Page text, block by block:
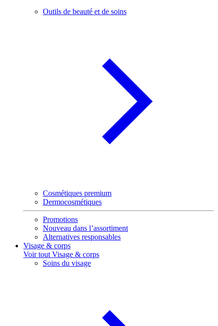
Outils de beauté et de soins
Cosmétiques premium
Dermocosmétiques
Promotions
Nouveau dans l’assortiment
Alternatives responsables
Visage & corps
Voir tout Visage & corps
Soins du visage